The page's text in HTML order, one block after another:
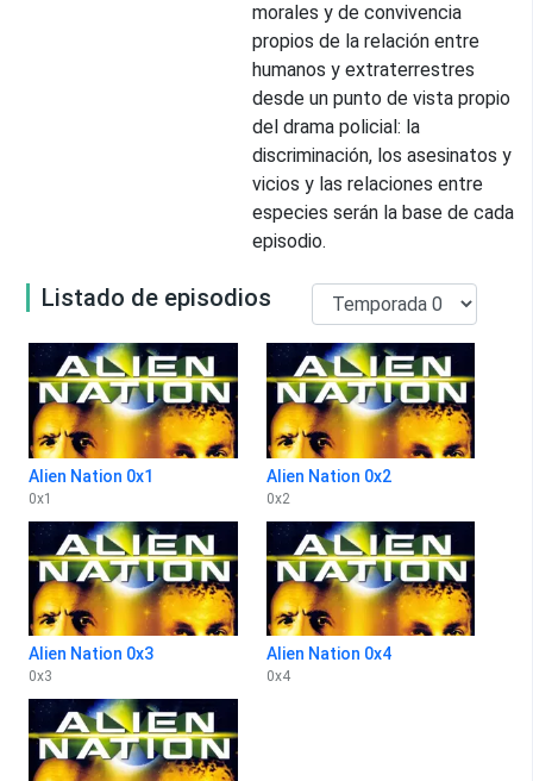
morales y de convivencia
propios de la relación entre
humanos y extraterrestres
desde un punto de vista propio
del drama policial: la
discriminación, los asesinatos y
vicios y las relaciones entre
especies serán la base de cada
episodio.
Listado de episodios
Alien Nation 0x1
0x1
Alien Nation 0x2
0x2
Alien Nation 0x3
0x3
Alien Nation 0x4
0x4